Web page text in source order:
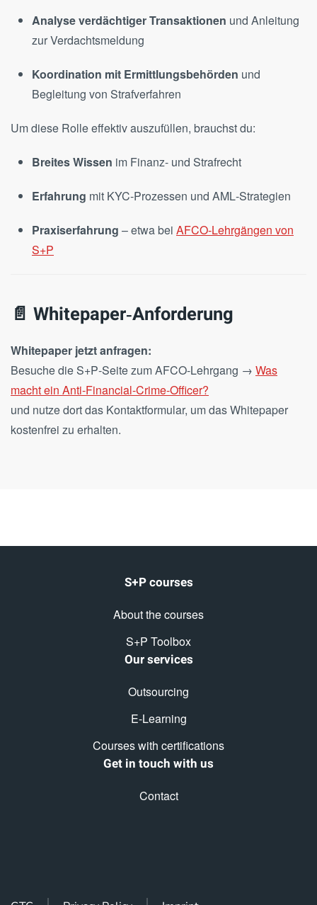
Analyse verdächtiger Transaktionen und Anleitung
zur Verdachtsmeldung
Koordination mit Ermittlungsbehörden und
Begleitung von Strafverfahren
Um diese Rolle effektiv auszufüllen, brauchst du:
Breites Wissen im Finanz- und Strafrecht
Erfahrung mit KYC‑Prozessen und AML‑Strategien
Praxiserfahrung – etwa bei AFCO‑Lehrgängen von
S+P
📄 Whitepaper‑Anforderung
Whitepaper jetzt anfragen:
Besuche die S+P‑Seite zum AFCO‑Lehrgang → Was
macht ein Anti‑Financial‑Crime‑Officer?
und nutze dort das Kontaktformular, um das Whitepaper
kostenfrei zu erhalten.
S+P courses
About the courses
S+P Toolbox
Our services
Outsourcing
E-Learning
Courses with certifications
Get in touch with us
Contact